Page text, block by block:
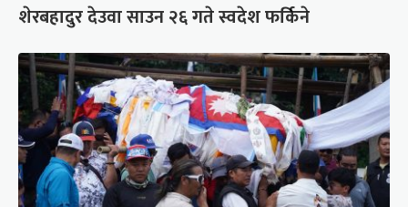
शेरबहादुर देउवा साउन २६ गते स्वदेश फर्किने